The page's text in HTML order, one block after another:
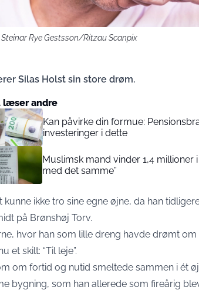
Rye Gestsson/Ritzau Scanpix
Silas Holst sin store drøm.
læser andre
Kan påvirke din formue:
investeringer i dette
Muslimsk mand vinder 1,4 millioner
med det samme”
kunne ikke tro sine egne øjne, da han
på Brønshøj Torv.
hvor han som lille dreng havde drømt
et skilt: “Til leje”.
om fortid og nutid smeltede sammen i ét
bygning, som han allerede som fireårig